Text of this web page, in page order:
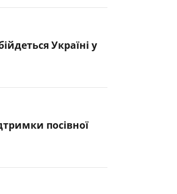
Україні у
посівної